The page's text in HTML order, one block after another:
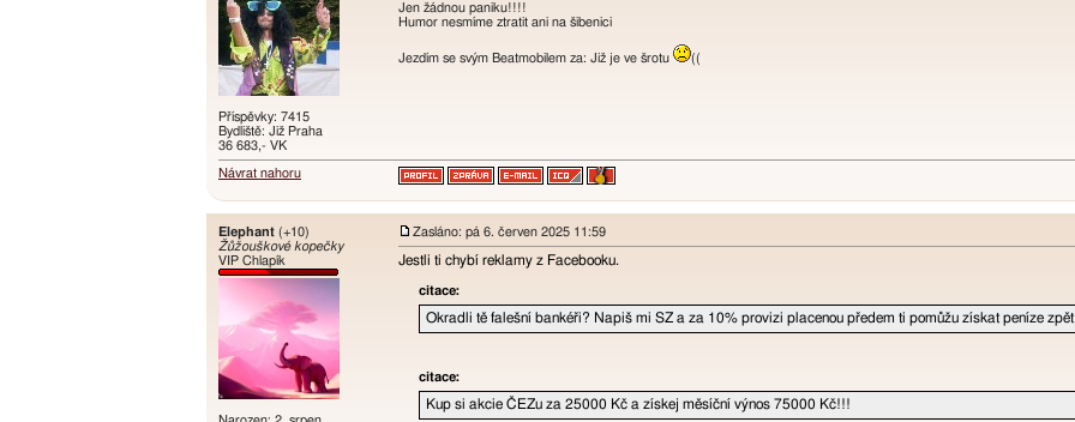
Příspěvky: 7415
Bydliště: Již Praha
36 683,- VK
Jen žádnou paniku!!!!
Humor nesmíme ztratit ani na šibenici
Jezdím se svým Beatmobilem za: Již je ve šrotu ((
Návrat nahoru
Elephant (+10)
Žůžouškové kopečky
VIP Chlapík
Zasláno: pá 6. červen 2025 11:59
Jestli ti chybí reklamy z Facebooku.
citace:
Okradli tě falešní bankéři? Napiš mi SZ a za 10% provizi placenou předem ti pomůžu získat peníze
citace:
Kup si akcie ČEZu za 25000 Kč a získej měsíční výnos 75000 Kč!!!